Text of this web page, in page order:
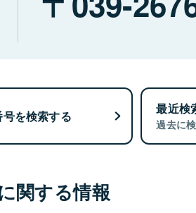
を検索する 最近検
過去に
関する情報